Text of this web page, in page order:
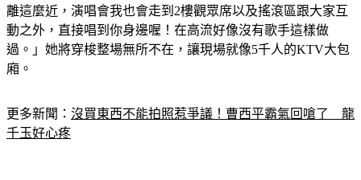
離這麼近，演唱會我也會走到2樓觀眾席以及搖滾區跟大家互
動之外，直接唱到你身邊喔！在高流好像沒有歌手這樣做
過。」她將穿梭整場無所不在，讓現場就像5千人的KTV大包
廂。
更多新聞： 沒買東西不能拍照惹爭議！曹西平霸氣回嗆了　龍
千玉好心疼